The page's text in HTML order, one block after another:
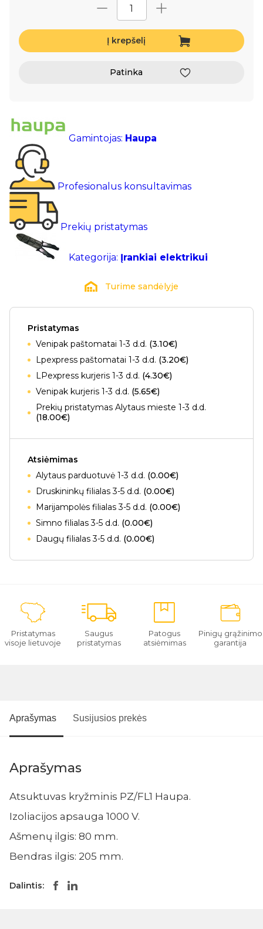
Į krepšelį
Patinka
Gamintojas: Haupa
Profesionalus konsultavimas
Prekių pristatymas
Kategorija: Įrankiai elektrikui
Turime sandėlyje
Pristatymas
Venipak paštomatai 1-3 d.d. (3.10€)
Lpexpress paštomatai 1-3 d.d. (3.20€)
LPexpress kurjeris 1-3 d.d. (4.30€)
Venipak kurjeris 1-3 d.d. (5.65€)
Prekių pristatymas Alytaus mieste 1-3 d.d.
(18.00€)
Atsiėmimas
Alytaus parduotuvė 1-3 d.d. (0.00€)
Druskininkų filialas 3-5 d.d. (0.00€)
Marijampolės filialas 3-5 d.d. (0.00€)
Simno filialas 3-5 d.d. (0.00€)
Daugų filialas 3-5 d.d. (0.00€)
Pristatymas
visoje lietuvoje
Saugus
pristatymas
Patogus
atsiėmimas
Pinigų grąžinimo
garantija
Aprašymas Susijusios prekės
Aprašymas
Atsuktuvas kryžminis PZ/FL1 Haupa.
Izoliacijos apsauga 1000 V.
Ašmenų ilgis: 80 mm.
Bendras ilgis: 205 mm.
Dalintis: